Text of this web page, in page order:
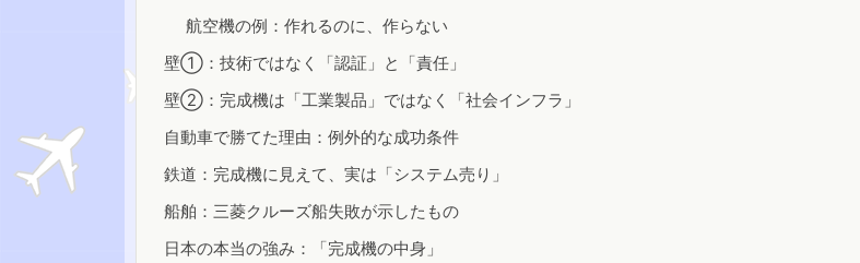
航空機の例：作れるのに、作らない
壁①：技術ではなく「認証」と「責任」
壁②：完成機は「工業製品」ではなく「社会インフラ」
自動車で勝てた理由：例外的な成功条件
鉄道：完成機に見えて、実は「システム売り」
船舶：三菱クルーズ船失敗が示したもの
日本の本当の強み：「完成機の中身」